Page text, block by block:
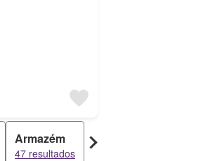
Armazém
47 resultados
Apartamento